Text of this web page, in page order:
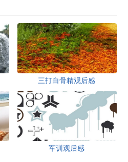
三打白骨精观后感
军训观后感